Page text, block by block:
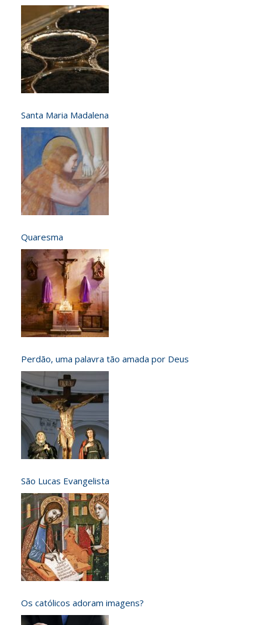
Santa Maria Madalena
Quaresma
Perdão, uma palavra tão amada por Deus
São Lucas Evangelista
Os católicos adoram imagens?